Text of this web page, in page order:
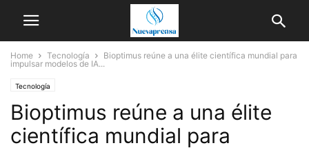
Home Tecnología
Bioptimus reúne a una élite científica mundial para
impulsar modelos de IA...
Tecnología
Bioptimus reúne a una élite
científica mundial para